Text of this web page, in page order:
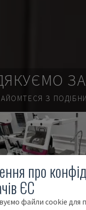
З
про
ЄС
файли cookie для